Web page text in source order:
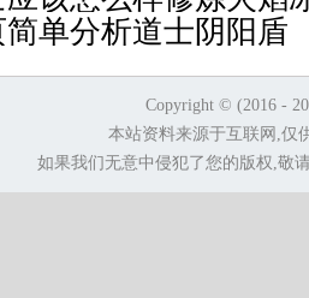
单分析道士阴阳盾
Copyright © (2016 -
本站资料来源于互联网,仅
如果我们无意中侵犯了您的版权,敬